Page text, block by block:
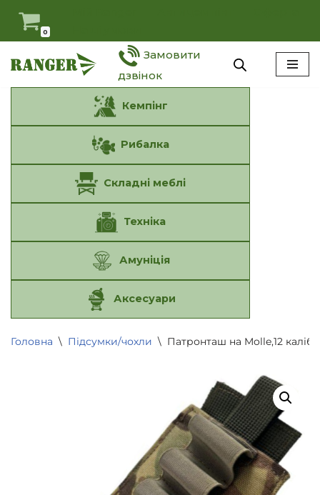
Перейти
до
вмісту
0
Замовити
дзвінок
Кемпінг
Рибалка
Складні меблі
Техніка
Амуніція
Аксесуари
Головна \ Підсумки/чохли \ Патронташ на Molle,12